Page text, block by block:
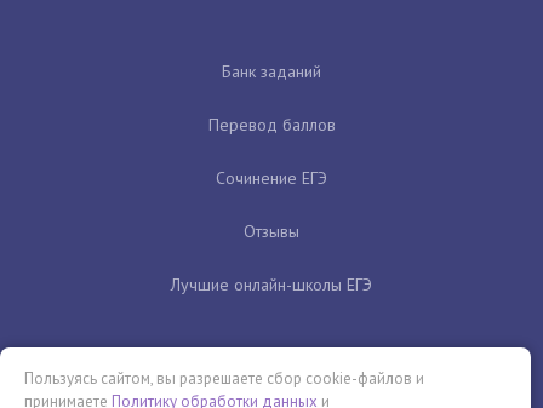
Банк заданий
Перевод баллов
Сочинение ЕГЭ
Отзывы
Лучшие онлайн-школы ЕГЭ
Пользуясь сайтом, вы разрешаете сбор cookie-файлов и
принимаете Политику обработки данных и